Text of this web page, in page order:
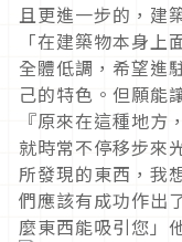
且更進一步的，建
「在建築物本身
全體低調，希望進
己的特色。但願能
『原來在這種地
就時常不停移步來
所發現的東西，我
們應該有成功作出
麼東西能吸引您」